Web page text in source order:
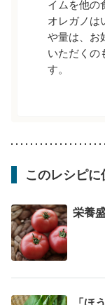
イムを他の
オレガノは
や量は、お
いただくの
す。
このレシピ
栄養